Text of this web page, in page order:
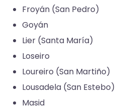
Froyán (San Pedro)​
Goyán​
Lier (Santa María)
Loseiro​
Loureiro (San Martiño)
Lousadela (San Estebo)​
Masid​